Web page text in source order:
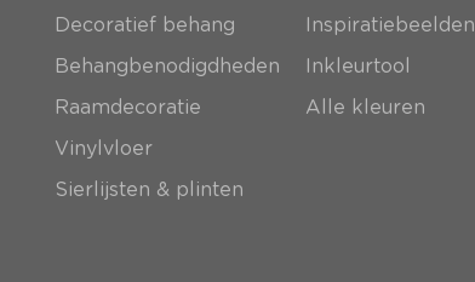
Decoratief behang
Behangbenodigdheden
Raamdecoratie
Vinylvloer
Sierlijsten & plinten
Inspiratiebeelden
Inkleurtool
Alle kleuren